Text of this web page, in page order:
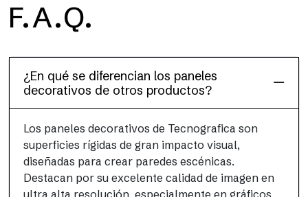
F.A.Q.
¿En qué se diferencian los paneles
decorativos de otros productos?
Los paneles decorativos de Tecnografica son
superficies rígidas de gran impacto visual,
diseñadas para crear paredes escénicas.
Destacan por su excelente calidad de imagen en
ultra alta resolución, especialmente en gráficos